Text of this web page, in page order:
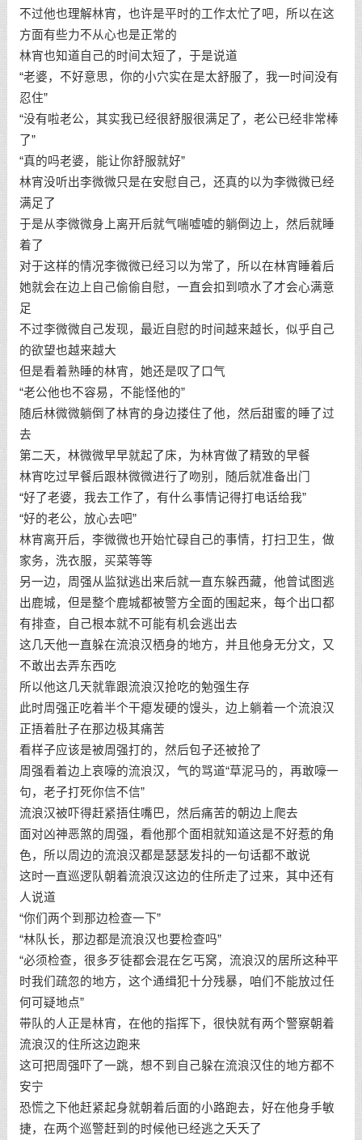
不过他也理解林宵，也许是平时的工作太忙了吧，所以在这
方面有些力不从心也是正常的
林宵也知道自己的时间太短了，于是说道
“老婆，不好意思，你的小穴实在是太舒服了，我一时间没有
忍住”
“没有啦老公，其实我已经很舒服很满足了，老公已经非常棒
了”
“真的吗老婆，能让你舒服就好”
林宵没听出李微微只是在安慰自己，还真的以为李微微已经
满足了
于是从李微微身上离开后就气喘嘘嘘的躺倒边上，然后就睡
着了
对于这样的情况李微微已经习以为常了，所以在林宵睡着后
她就会在边上自己偷偷自慰，一直会扣到喷水了才会心满意
足
不过李微微自己发现，最近自慰的时间越来越长，似乎自己
的欲望也越来越大
但是看着熟睡的林宵，她还是叹了口气
“老公他也不容易，不能怪他的”
随后林微微躺倒了林宵的身边搂住了他，然后甜蜜的睡了过
去
第二天，林微微早早就起了床，为林宵做了精致的早餐
林宵吃过早餐后跟林微微进行了吻别，随后就准备出门
“好了老婆，我去工作了，有什么事情记得打电话给我”
“好的老公，放心去吧”
林宵离开后，李微微也开始忙碌自己的事情，打扫卫生，做
家务，洗衣服，买菜等等
另一边，周强从监狱逃出来后就一直东躲西藏，他曾试图逃
出鹿城，但是整个鹿城都被警方全面的围起来，每个出口都
有排查，自己根本就不可能有机会逃出去
这几天他一直躲在流浪汉栖身的地方，并且他身无分文，又
不敢出去弄东西吃
所以他这几天就靠跟流浪汉抢吃的勉强生存
此时周强正吃着半个干瘪发硬的馒头，边上躺着一个流浪汉
正捂着肚子在那边极其痛苦
看样子应该是被周强打的，然后包子还被抢了
周强看着边上哀嚎的流浪汉，气的骂道“草泥马的，再敢嚎一
句，老子打死你信不信”
流浪汉被吓得赶紧捂住嘴巴，然后痛苦的朝边上爬去
面对凶神恶煞的周强，看他那个面相就知道这是不好惹的角
色，所以周边的流浪汉都是瑟瑟发抖的一句话都不敢说
这时一直巡逻队朝着流浪汉这边的住所走了过来，其中还有
人说道
“你们两个到那边检查一下”
“林队长，那边都是流浪汉也要检查吗”
“必须检查，很多歹徒都会混在乞丐窝，流浪汉的居所这种平
时我们疏忽的地方，这个通缉犯十分残暴，咱们不能放过任
何可疑地点”
带队的人正是林宵，在他的指挥下，很快就有两个警察朝着
流浪汉的住所这边跑来
这可把周强吓了一跳，想不到自己躲在流浪汉住的地方都不
安宁
恐慌之下他赶紧起身就朝着后面的小路跑去，好在他身手敏
捷，在两个巡警赶到的时候他已经逃之夭夭了